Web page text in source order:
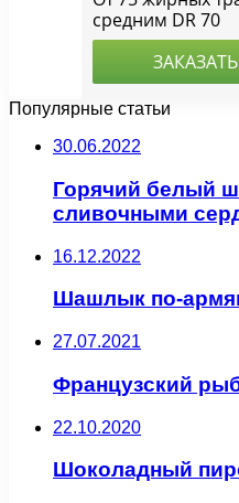
Популярные статьи
30.06.2022
Горячий белый
сливочными
16.12.2022
Шашлык по-
27.07.2021
Французский
22.10.2020
Шоколадный